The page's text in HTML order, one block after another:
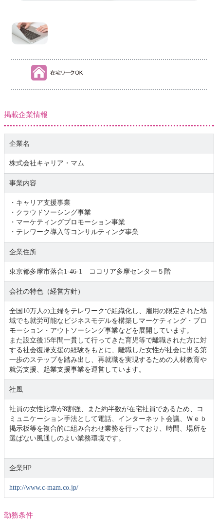
掲載企業情報
企業名
株式会社キャリア・マム
事業内容
・キャリア支援事業
・クラウドソーシング事業
・マーケティングプロモーション事業
・テレワーク導入等コンサルティング事業
企業住所
東京都多摩市落合1-46-1 ココリア多摩センター５階
会社の特色（経営方針）
全国10万人の主婦をテレワークで組織化し、雇用の限定された地
域でも就労可能なビジネスモデルを構築しマーケティング・プロ
モーション・アウトソーシング事業などを展開しています。
また設立後15年間一貫して行ってきた育児等で離職された方に対
する社会復帰支援の経験をもとに、離職した女性が社会に出る第
一歩のステップを踏み出し、再就職を実現するための人材教育や
就労支援、起業支援事業を運営しています。
社風
社員の女性比率が8割強、また約半数が在宅社員であるため、コ
ミュニケーション手法として電話、インターネット会議、Ｗｅｂ
掲示板等を複合的に組み合わせ業務を行っており、時間、場所を
選ばない風通しのよい業務環境です。
企業HP
http://www.c-mam.co.jp/
勤務条件